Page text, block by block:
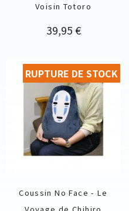
Voisin Totoro
Prix
39,95 €
Coussin No Face - Le
RUPTURE DE STOCK